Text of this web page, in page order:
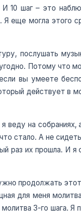
10 шаг – это
еще могла этого
послушать
Потому что
вы умеете
действует в
веду на собраниях,
стало. А не
раз их прошла. И я
продолжать
для меня
3-го шага. Я